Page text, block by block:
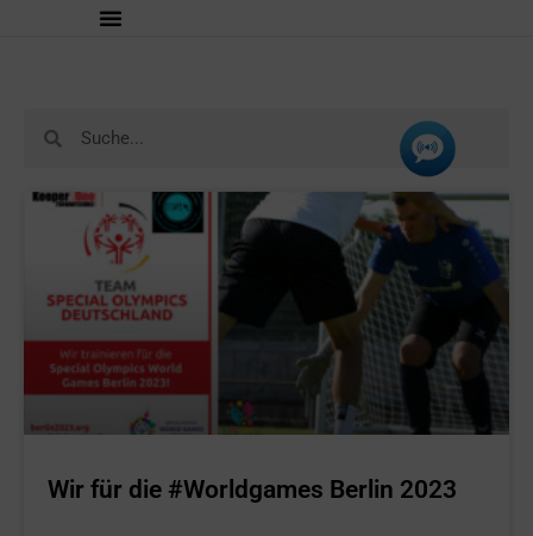
Wir für die #Worldgames Berlin 2023